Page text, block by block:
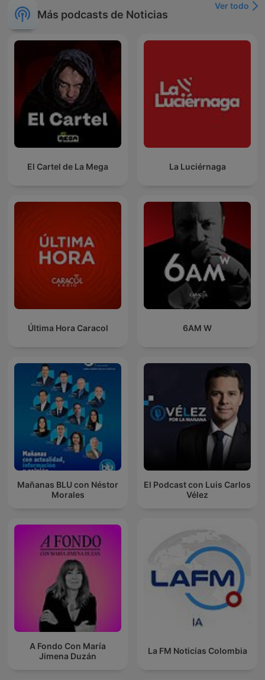
Más podcasts de Noticias
Ver todo
El Cartel de La Mega La Luciérnaga
Última Hora Caracol 6AM W
Mañanas BLU con Néstor
Morales
El Podcast con Luis Carlos
Vélez
A Fondo Con María
Jimena Duzán
La FM Noticias Colombia